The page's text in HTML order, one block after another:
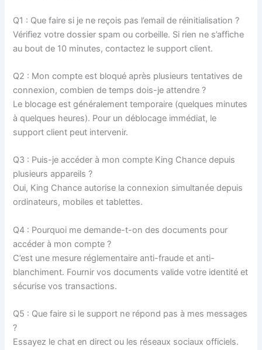
Q1 : Que faire si je ne reçois pas l’email de réinitialisation ?
Vérifiez votre dossier spam ou corbeille. Si rien ne s’affiche
au bout de 10 minutes, contactez le support client.
Q2 : Mon compte est bloqué après plusieurs tentatives de
connexion, combien de temps dois-je attendre ?
Le blocage est généralement temporaire (quelques minutes
à quelques heures). Pour un déblocage immédiat, le
support client peut intervenir.
Q3 : Puis-je accéder à mon compte King Chance depuis
plusieurs appareils ?
Oui, King Chance autorise la connexion simultanée depuis
ordinateurs, mobiles et tablettes.
Q4 : Pourquoi me demande-t-on des documents pour
accéder à mon compte ?
C’est une mesure réglementaire anti-fraude et anti-
blanchiment. Fournir vos documents valide votre identité et
sécurise vos transactions.
Q5 : Que faire si le support ne répond pas à mes messages
?
Essayez le chat en direct ou les réseaux sociaux officiels.